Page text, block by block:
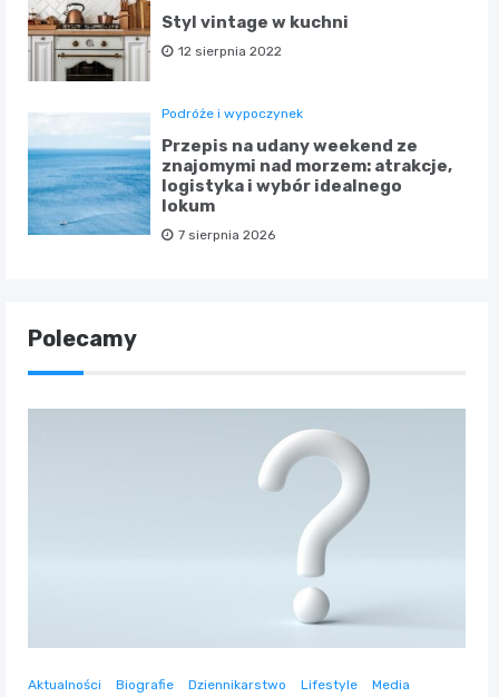
Styl vintage w kuchni
12 sierpnia 2022
Podróże i wypoczynek
Przepis na udany weekend ze
znajomymi nad morzem: atrakcje,
logistyka i wybór idealnego
lokum
7 sierpnia 2026
Polecamy
Aktualności Biografie Dziennikarstwo Lifestyle Media